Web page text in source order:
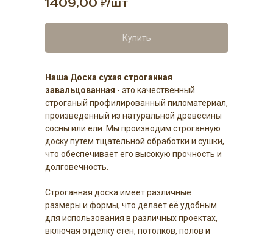
1409,00 ₽/шт
Купить
Наша Доска сухая строганная
завальцованная - это качественный
строганый профилированный пиломатериал,
произведенный из натуральной древесины
сосны или ели. Мы производим строганную
доску путем тщательной обработки и сушки,
что обеспечивает его высокую прочность и
долговечность.
Строганная доска имеет различные
размеры и формы, что делает её удобным
для использования в различных проектах,
включая отделку стен, потолков, полов и